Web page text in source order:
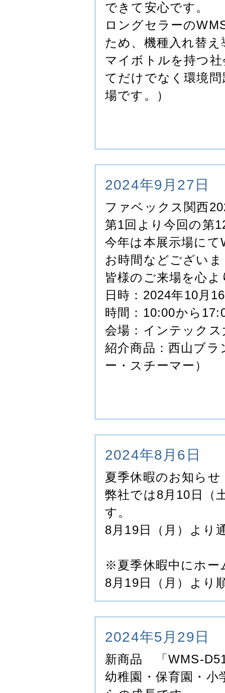
できて安心です。
ロングセラーの
ため、機種入れ替
マイボトルを持つ
てだけでなく環境
場です。）
2024年9月27日
ファベックス関西
第1回より今回の第
今年は本展示場に
お時間などござい
皆様のご来場を心
日時：2024年10月
時間：10:00から
会場：インテックス
紹介商品：西山ブ
ー・スチーマー）
2024年8月6日
夏季休暇のお知らせ
弊社では8月10日（
す。
8月19日（月）より
※夏季休暇中にホー
8月19日（月）より
2024年5月29日
新商品 「WMS-
幼稚園・保育園・